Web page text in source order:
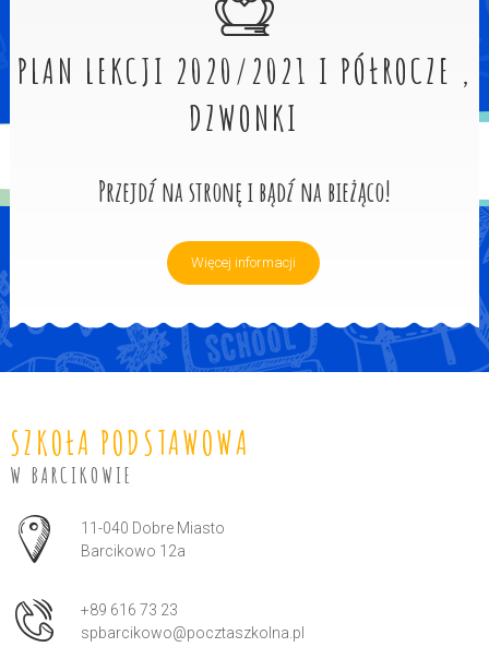
PLAN LEKCJI 2020/2021 I PÓŁROCZE ,
DZWONKI
Przejdź na stronę i bądź na bieżąco!
Więcej informacji
SZKOŁA PODSTAWOWA
W BARCIKOWIE
Adres pocztowy:
11-040 Dobre Miasto
Barcikowo 12a
+89 616 73 23
spbarcikowo@pocztaszkolna.pl